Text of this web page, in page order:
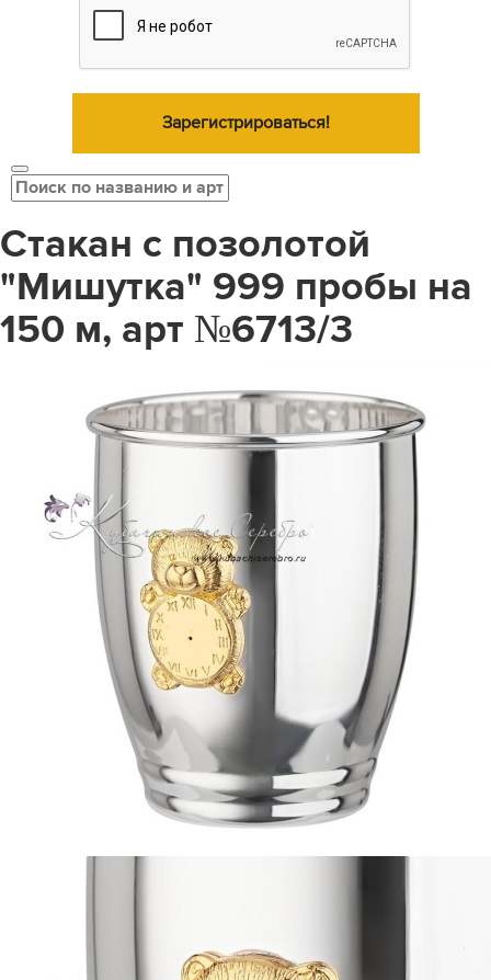
Зарегистрироваться!
Стакан с позолотой
"Мишутка" 999 пробы на
150 м, арт №6713/3